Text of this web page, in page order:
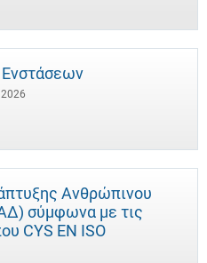
Ανθρώπινου
σύμφωνα με τις
CYS EN ISO